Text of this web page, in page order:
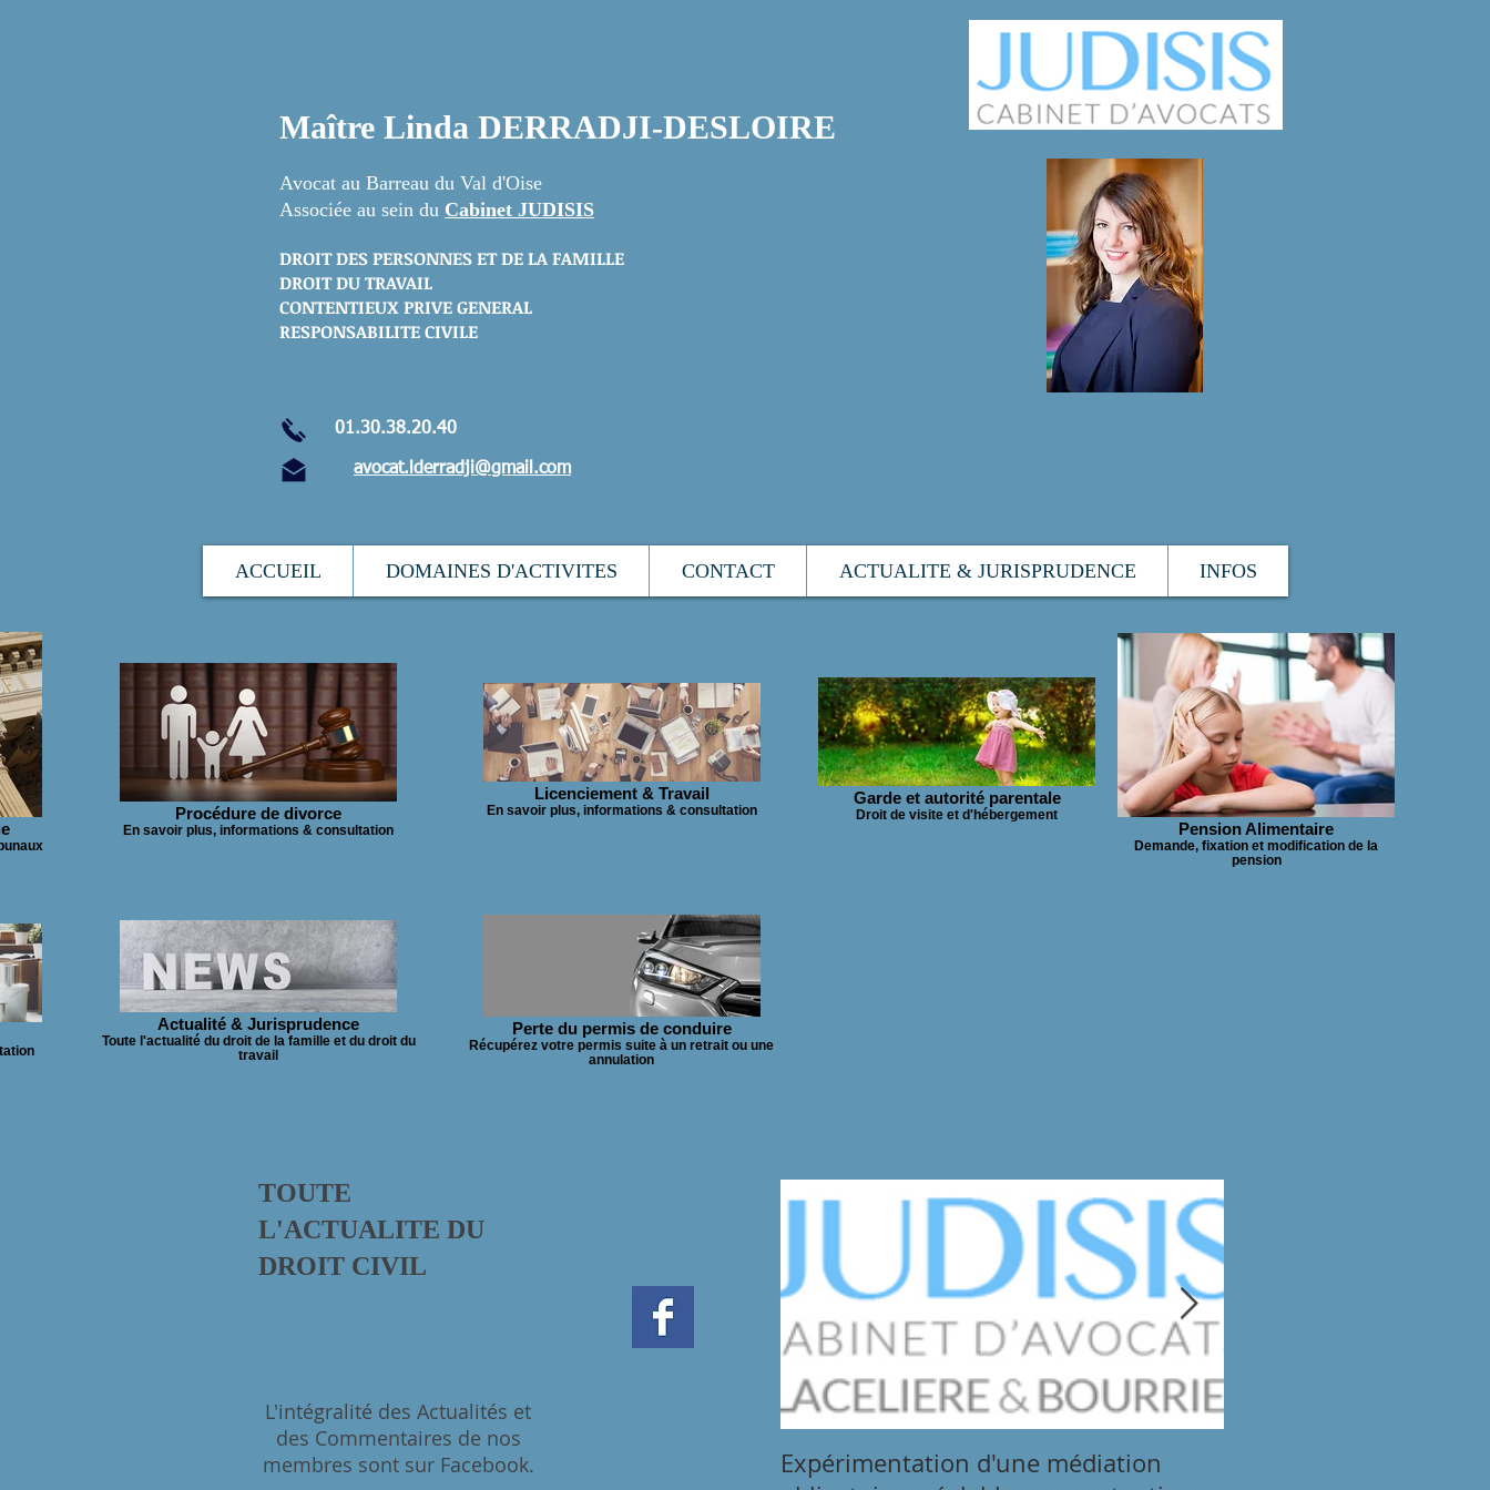
Maître Linda DERRADJI-DESLOIRE
Avocat au Barreau du Val d'Oise
Associée au sein du Cabinet JUDISIS
DROIT DES PERSONNES ET DE LA FAMILLE
DROIT DU TRAVAIL
CONTENTIEUX PRIVE GENERAL
RESPONSABILITE CIVILE
01.30.38.20.40
avocat.lderradji@gmail.com
ACCUEIL DOMAINES D'ACTIVITES CONTACT ACTUALITE & JURISPRUDENCE INFOS
TOUTE
L'ACTUALITE DU
DROIT CIVIL
L'intégralité des Actualités et
des Commentaires de nos
membres sont sur Facebook.
Expérimentation d'une médiation
Procédure de divorce
En savoir plus, informations & consultation
Licenciement & Travail
En savoir plus, informations & consultation
Garde et autorité parentale
Droit de visite et d'hébergement
Pension Alimentaire
Demande, fixation et modification de la
pension
Actualité & Jurisprudence
Toute l'actualité du droit de la famille et du droit du
travail
Perte du permis de conduire
Récupérez votre permis suite à un retrait ou une
annulation